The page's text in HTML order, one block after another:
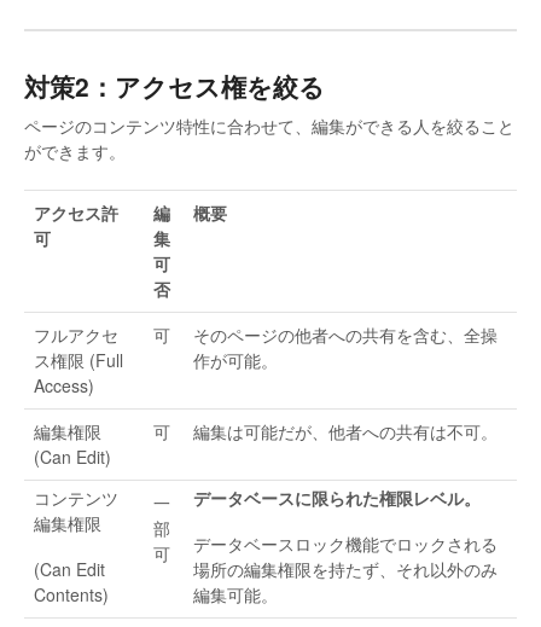
対策2：アクセス権を絞る
ページのコンテンツ特性に合わせて、編集ができる人を絞ること
ができます。
アクセス許
可
編
集
可
否
概要
フルアクセ
ス権限 (Full
Access)
可
そのページの他者への共有を含む、全操
作が可能。
編集権限
(Can Edit)
可 編集は可能だが、他者への共有は不可。
コンテンツ
編集権限
(Can Edit
Contents)
一
部
可
データベースに限られた権限レベル。
データベースロック機能でロックされる
場所の編集権限を持たず、それ以外のみ
編集可能。